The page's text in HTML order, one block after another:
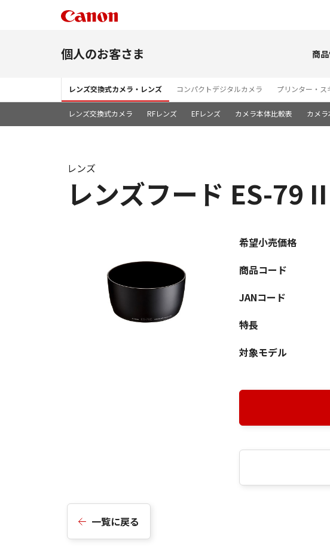
個人のお客さま 商
レンズ交換式カメラ・レンズ コンパクトデジタルカメラ プリンター・ス
レンズ交換式カメラ RFレンズ EFレンズ カメラ本体比較表 カメ
レンズフード ES-79 II
レンズ
希望小売価格
商品コード
JANコード
特長
対象モデル
一覧に戻る